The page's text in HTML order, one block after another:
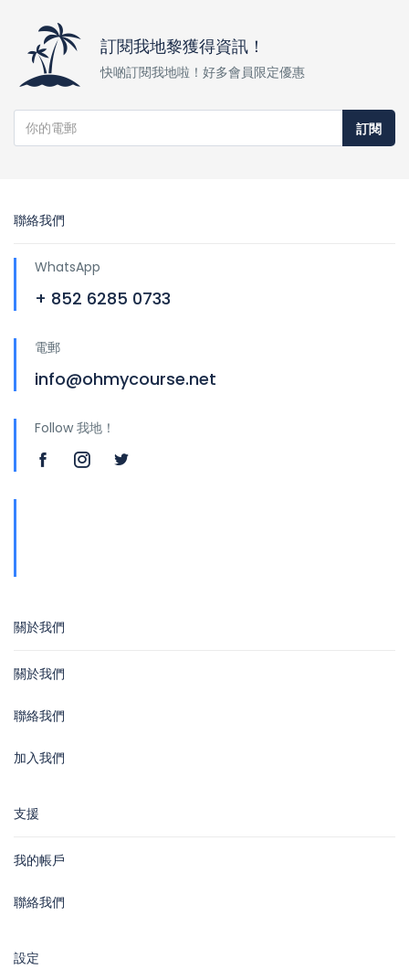
訂閱我地黎獲得資訊！
快啲訂閱我地啦！好多會員限定優惠
訂閱
聯絡我們
WhatsApp
+ 852 6285 0733
電郵
info@ohmycourse.net
Follow 我地！
關於我們
關於我們
聯絡我們
加入我們
支援
我的帳戶
聯絡我們
設定